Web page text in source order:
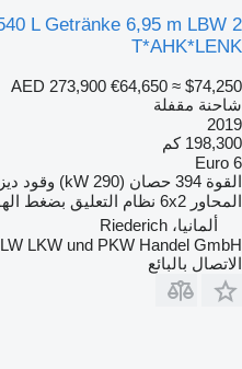
L Getränke 6,95 m LBW 2
T*AHK*LENK
AED 273,900 €64,650 ≈ $74,250
شاحنة مقفلة
2019
198,300 كم
Euro 6
القوة 394 حصان (290 kW) وقود
المحاور 6x2 نظام التعليق بضغط
ألمانيا، Riederich
LKW und PKW Handel GmbH
الاتصال بالبائع